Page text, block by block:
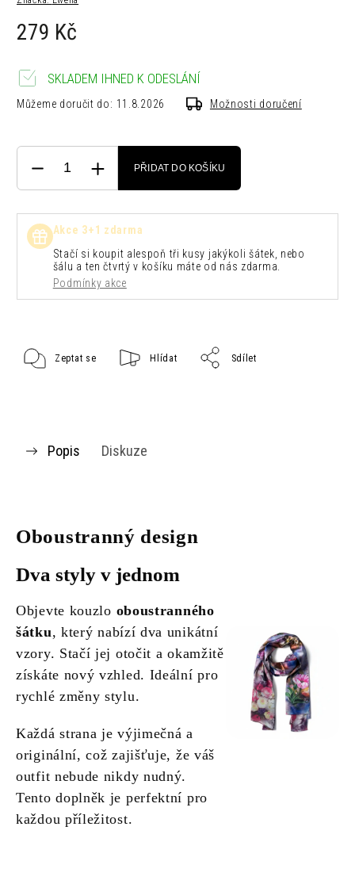
279 Kč
SKLADEM IHNED K ODESLÁNÍ
Můžeme doručit do: 11.8.2026 Možnosti doručení
PŘIDAT DO KOŠÍKU
Akce 3+1 zdarma
Stačí si koupit alespoň tři kusy jakýkoli šátek, nebo
šálu a ten čtvrtý v košíku máte od nás zdarma.
Podmínky akce
Zeptat se Hlídat Sdílet
Popis Diskuze
Oboustranný design
Dva styly v jednom
Objevte kouzlo oboustranného
šátku, který nabízí dva unikátní
vzory. Stačí jej otočit a okamžitě
získáte nový vzhled. Ideální pro
rychlé změny stylu.
Každá strana je výjimečná a
originální, což zajišťuje, že váš
outfit nebude nikdy nudný.
Tento doplněk je perfektní pro
každou příležitost.